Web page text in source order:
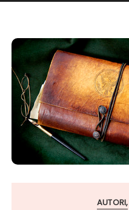
AUTORI